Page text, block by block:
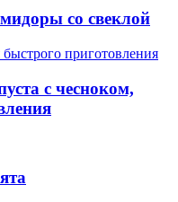
со свеклой
с чесноком,